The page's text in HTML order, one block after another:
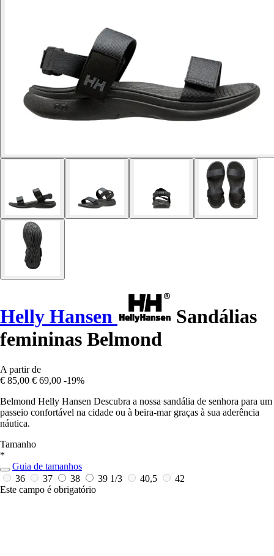
Helly Hansen
Sandálias
femininas Belmond
A partir de
€ 85,00 € 69,00 -19%
Belmond Helly Hansen Descubra a nossa sandália de senhora para um
passeio confortável na cidade ou à beira-mar graças à sua aderência
náutica.
Tamanho
*
Guia de tamanhos
36
37 38 39 1/3 40,5
42
Este campo é obrigatório